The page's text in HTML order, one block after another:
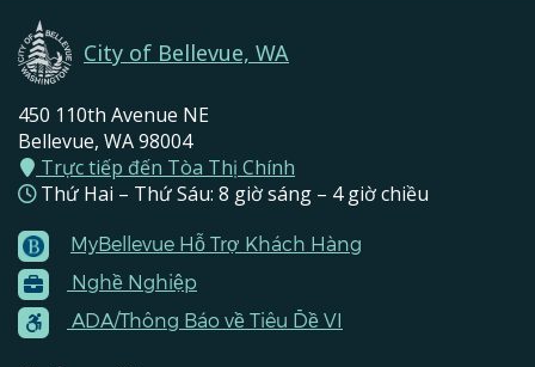
City of Bellevue, WA
450 110th Avenue NE
Bellevue, WA 98004
Trực tiếp đến Tòa Thị Chính
Thứ Hai – Thứ Sáu: 8 giờ sáng – 4 giờ chiều
Footer
Menu
Contacts
MyBellevue Hỗ Trợ Khách Hàng
Nghề Nghiệp
ADA/Thông Báo về Tiêu Đề VI